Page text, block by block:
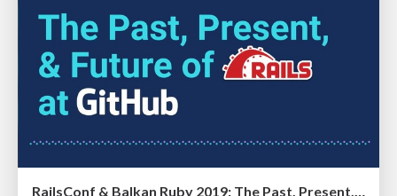
RailsConf & Balkan Ruby 2019: The Past, Present, and Future of Rails at GitHub